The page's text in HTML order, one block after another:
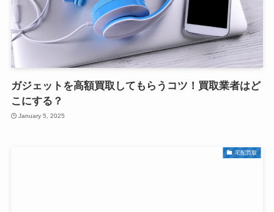
ガジェットを高額買取してもらうコツ！買取業者はど
こにする？
January 5, 2025
宅配買取